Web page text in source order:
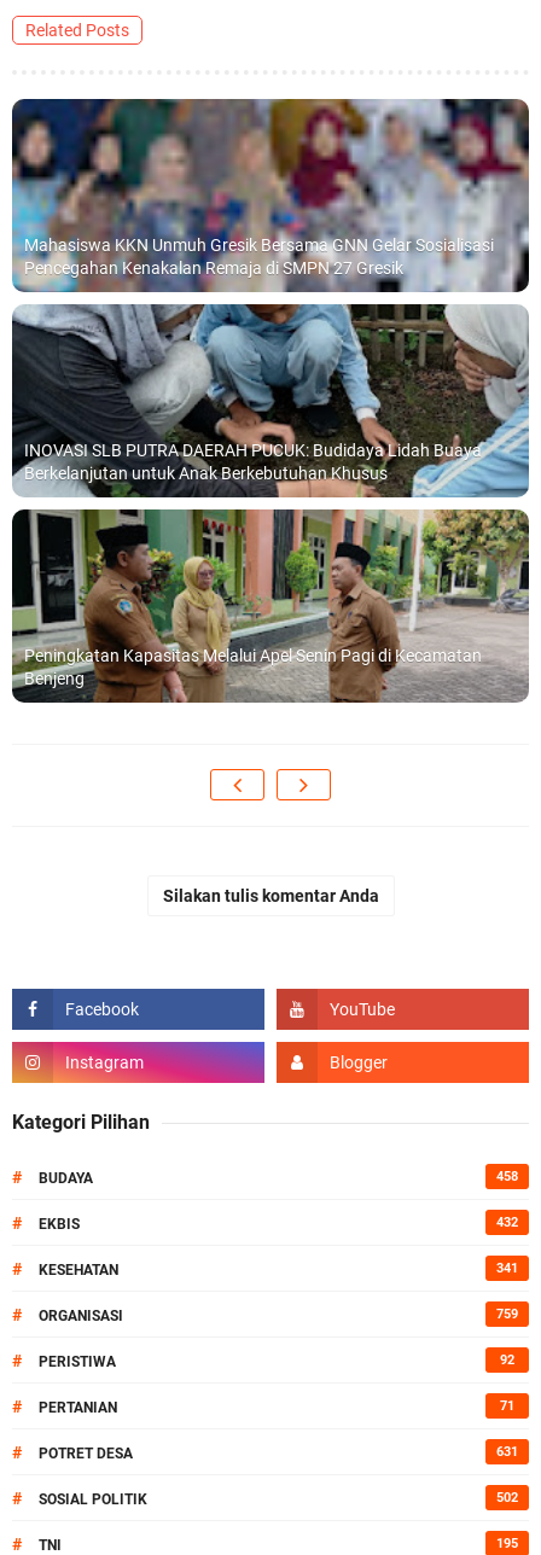
Related Posts
Mahasiswa KKN Unmuh Gresik Bersama GNN Gelar Sosialisasi
Pencegahan Kenakalan Remaja di SMPN 27 Gresik
INOVASI SLB PUTRA DAERAH PUCUK: Budidaya Lidah Buaya
Berkelanjutan untuk Anak Berkebutuhan Khusus
Peningkatan Kapasitas Melalui Apel Senin Pagi di Kecamatan
Benjeng
Silakan tulis komentar Anda
Kategori Pilihan
# BUDAYA 458
# EKBIS 432
# KESEHATAN 341
# ORGANISASI 759
# PERISTIWA 92
# PERTANIAN 71
# POTRET DESA 631
# SOSIAL POLITIK 502
# TNI 195